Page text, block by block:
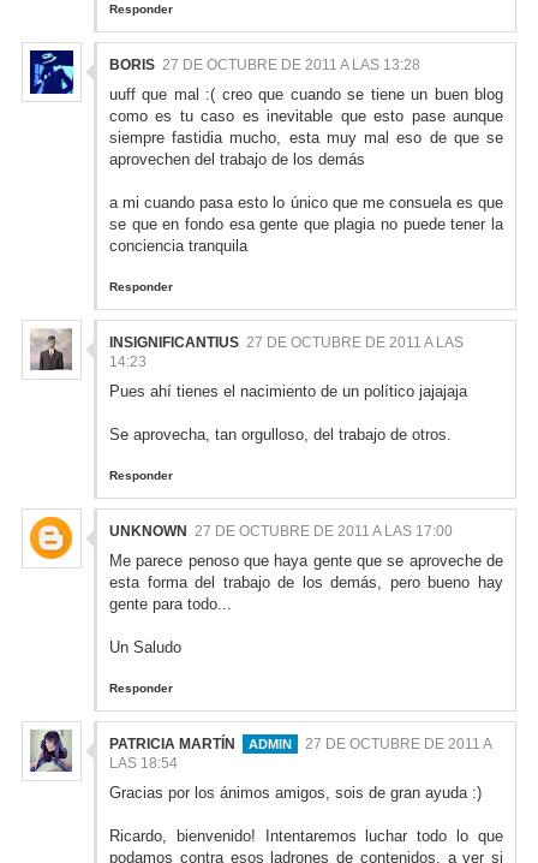
Responder
BORIS 27 DE OCTUBRE DE 2011 A LAS 13:28
uuff que mal :( creo que cuando se tiene un buen blog
como es tu caso es inevitable que esto pase aunque
siempre fastidia mucho, esta muy mal eso de que se
aprovechen del trabajo de los demás
a mi cuando pasa esto lo único que me consuela es que
se que en fondo esa gente que plagia no puede tener la
conciencia tranquila
Responder
INSIGNIFICANTIUS 27 DE OCTUBRE DE 2011 A LAS
14:23
Pues ahí tienes el nacimiento de un político jajajaja
Se aprovecha, tan orgulloso, del trabajo de otros.
Responder
UNKNOWN 27 DE OCTUBRE DE 2011 A LAS 17:00
Me parece penoso que haya gente que se aproveche de
esta forma del trabajo de los demás, pero bueno hay
gente para todo...
Un Saludo
Responder
PATRICIA MARTÍN
27 DE OCTUBRE DE 2011 A
LAS 18:54
Gracias por los ánimos amigos, sois de gran ayuda :)
Ricardo, bienvenido! Intentaremos luchar todo lo que
podamos contra esos ladrones de contenidos, a ver si